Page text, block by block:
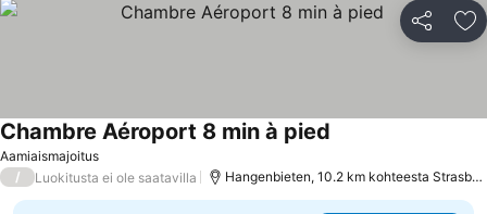
Jaa
Aamiaismajoitus
Chambre Aéroport 8 min à pied
/ Luokitusta ei ole saatavilla Hangenbieten, 10.2 km kohteesta Strasbourg